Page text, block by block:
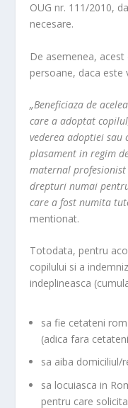
OUG nr. 111/2010,
necesare.
De asemenea,
persoane, daca este
„Beneficiaza de
care a adoptat
vederea adoptiei
plasament in regim
maternal profesionist
drepturi numai
care a fost numita
mentionat.
Totodata, pentru
copilului si a
indeplineasca
sa fie cetateni
(adica fara
sa aiba domiciliul/
sa locuiasca in
pentru care